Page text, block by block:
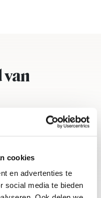
cookies
en advertenties te
social media te bieden
van